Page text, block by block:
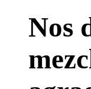
Nos